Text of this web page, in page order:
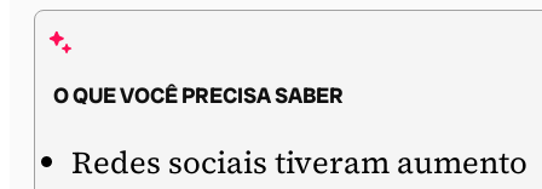
O QUE VOCÊ PRECISA SABER
Redes sociais tiveram aumento